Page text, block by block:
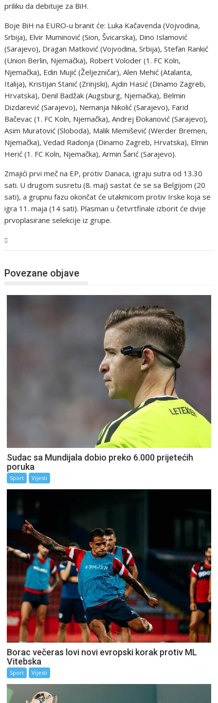
priliku da debituje za BiH.
Boje BiH na EURO-u branit će: Luka Kačavenda (Vojvodina,
Srbija), Elvir Muminović (Sion, Švicarska), Dino Islamović
(Sarajevo), Dragan Matković (Vojvodina, Srbija), Stefan Rankić
(Union Berlin, Njemačka), Robert Voloder (1. FC Koln,
Njemačka), Edin Mujić (Željezničar), Alen Mehić (Atalanta,
Italija), Kristijan Stanić (Zrinjski), Ajdin Hasić (Dinamo Zagreb,
Hrvatska), Denil Badžak (Augsburg, Njemačka), Belmin
Dizdarević (Sarajevo), Nemanja Nikolić (Sarajevo), Farid
Bačevac (1. FC Koln, Njemačka), Andrej Đokanović (Sarajevo),
Asim Muratović (Sloboda), Malik Memišević (Werder Bremen,
Njemačka), Vedad Radonja (Dinamo Zagreb, Hrvatska), Elmin
Herić (1. FC Koln, Njemačka), Armin Šarić (Sarajevo).
Zmajići prvi meč na EP, protiv Danaca, igraju sutra od 13.30
sati. U drugom susretu (8. maj) sastat će se sa Belgijom (20
sati), a grupnu fazu okončat će utakmicom protiv Irske koja se
igra 11. maja (14 sati). Plasman u četvrtfinale izborit će dvije
prvoplasirane selekcije iz grupe.
Povezane objave
Sudac sa Mundijala dobio preko 6.000 prijetećih
poruka
Sport Vijesti
Borac večeras lovi novi evropski korak protiv ML
Vitebska
Sport Vijesti